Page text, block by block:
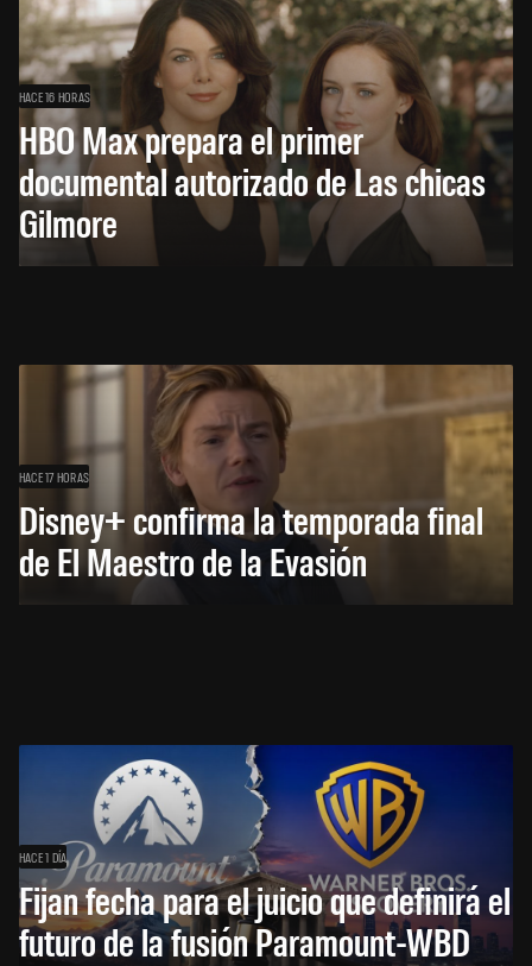
HACE 16 HORAS
HBO Max prepara el primer
documental autorizado de Las chicas
Gilmore
HACE 17 HORAS
Disney+ confirma la temporada final
de El Maestro de la Evasión
HACE 1 DÍA
Fijan fecha para el juicio que definirá el
futuro de la fusión Paramount-WBD